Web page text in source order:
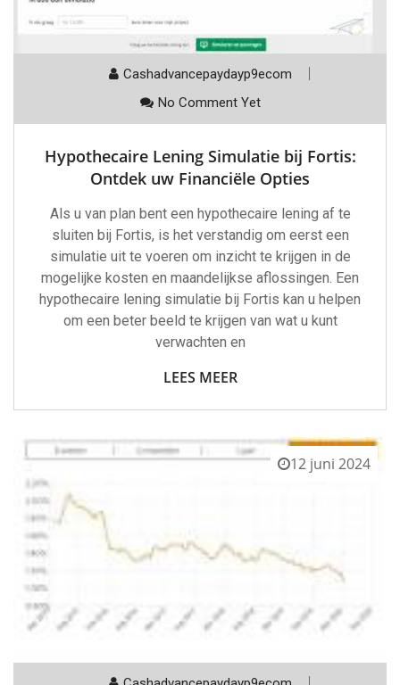
Cashadvancepaydayp9ecom
No Comment Yet
Hypothecaire Lening Simulatie bij Fortis:
Ontdek uw Financiële Opties
Als u van plan bent een hypothecaire lening af te
sluiten bij Fortis, is het verstandig om eerst een
simulatie uit te voeren om inzicht te krijgen in de
mogelijke kosten en maandelijkse aflossingen. Een
hypothecaire lening simulatie bij Fortis kan u helpen
om een beter beeld te krijgen van wat u kunt
verwachten en
LEES MEER
12 juni 2024